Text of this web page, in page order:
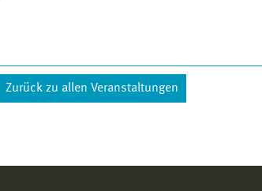
Zurück zu allen Veranstaltungen